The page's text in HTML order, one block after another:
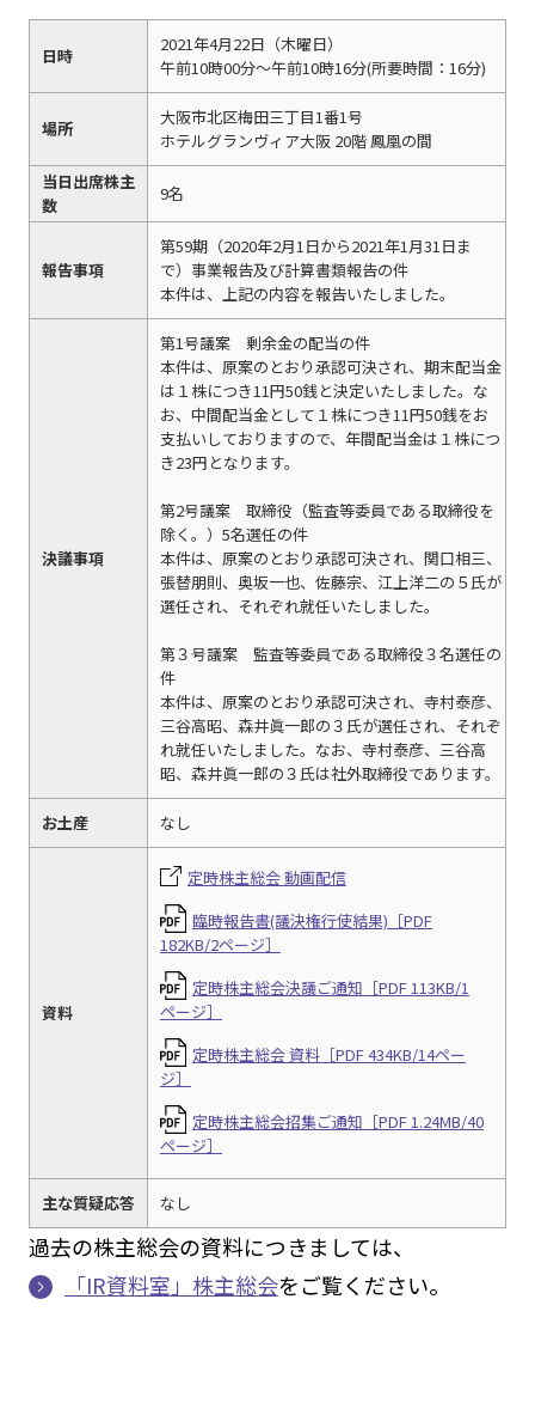
日時
2021年4月22日（木曜日）
午前10時00分～午前10時16分(所要時間：16分)
場所
大阪市北区梅田三丁目1番1号
ホテルグランヴィア大阪 20階 鳳凰の間
当日出席株主
数
9名
報告事項
第59期（2020年2月1日から2021年1月31日ま
で）事業報告及び計算書類報告の件
本件は、上記の内容を報告いたしました。
決議事項
第1号議案 剰余金の配当の件
本件は、原案のとおり承認可決され、期末配当金
は１株につき11円50銭と決定いたしました。な
お、中間配当金として１株につき11円50銭をお
支払いしておりますので、年間配当金は１株につ
き23円となります。
第2号議案 取締役（監査等委員である取締役を
除く。）5名選任の件
本件は、原案のとおり承認可決され、関口相三、
張替朋則、奥坂一也、佐藤宗、江上洋二の５氏が
選任され、それぞれ就任いたしました。
第３号議案 監査等委員である取締役３名選任の
件
本件は、原案のとおり承認可決され、寺村泰彦、
三谷高昭、森井眞一郎の３氏が選任され、それぞ
れ就任いたしました。なお、寺村泰彦、三谷高
昭、森井眞一郎の３氏は社外取締役であります。
お土産 なし
資料
定時株主総会 動画配信
臨時報告書(議決権行使結果)［PDF
182KB/2ページ］
定時株主総会決議ご通知［PDF 113KB/1
ページ］
定時株主総会 資料［PDF 434KB/14ペー
ジ］
定時株主総会招集ご通知［PDF 1.24MB/40
ページ］
主な質疑応答 なし
過去の株主総会の資料につきましては、
「IR資料室」株主総会をご覧ください。